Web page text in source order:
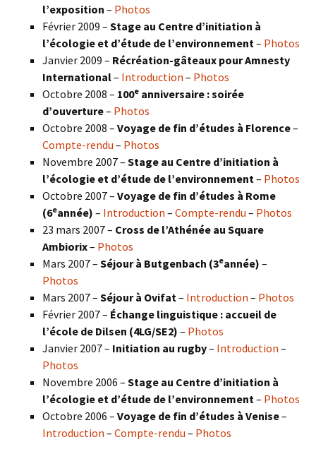
l’exposition – Photos
Février 2009 – Stage au Centre d’initiation à
l’écologie et d’étude de l’environnement – Photos
Janvier 2009 – Récréation-gâteaux pour Amnesty
International– Introduction – Photos
Octobre 2008 – 100e anniversaire : soirée
d’ouverture– Photos
Octobre 2008 – Voyage de fin d’études à Florence–
Compte-rendu – Photos
Novembre 2007 – Stage au Centre d’initiation à
l’écologie et d’étude de l’environnement – Photos
Octobre 2007 – Voyage de fin d’études à Rome
(6eannée) – Introduction – Compte-rendu – Photos
23 mars 2007 – Cross de l’Athénée au Square
Ambiorix– Photos
Mars 2007 – Séjour à Butgenbach (3eannée) –
Photos
Mars 2007 – Séjour à Ovifat – Introduction – Photos
Février 2007 – Échange linguistique : accueil de
l’école de Dilsen (4LG/SE2) – Photos
Janvier 2007 – Initiation au rugby– Introduction –
Photos
Novembre 2006 – Stage au Centre d’initiation à
l’écologie et d’étude de l’environnement – Photos
Octobre 2006 – Voyage de fin d’études à Venise–
Introduction – Compte-rendu – Photos